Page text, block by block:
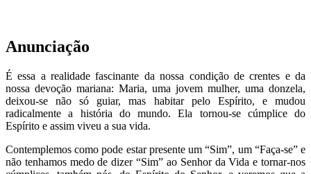
Anunciação
É essa a realidade fascinante da nossa condição de crentes e da
nossa devoção mariana: Maria, uma jovem mulher, uma donzela,
deixou-se não só guiar, mas habitar pelo Espírito, e mudou
radicalmente a história do mundo. Ela tornou-se cúmplice do
Espírito e assim viveu a sua vida.
Contemplemos como pode estar presente um “Sim”, um “Faça-se” e
não tenhamos medo de dizer “Sim” ao Senhor da Vida e tornar-nos